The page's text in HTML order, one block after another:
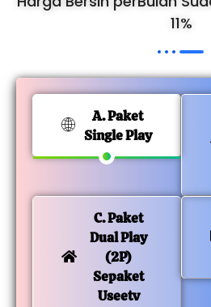
11%
A. Paket
Single Play
C. Paket
Dual Play
(2P)
Sepaket
Useetv